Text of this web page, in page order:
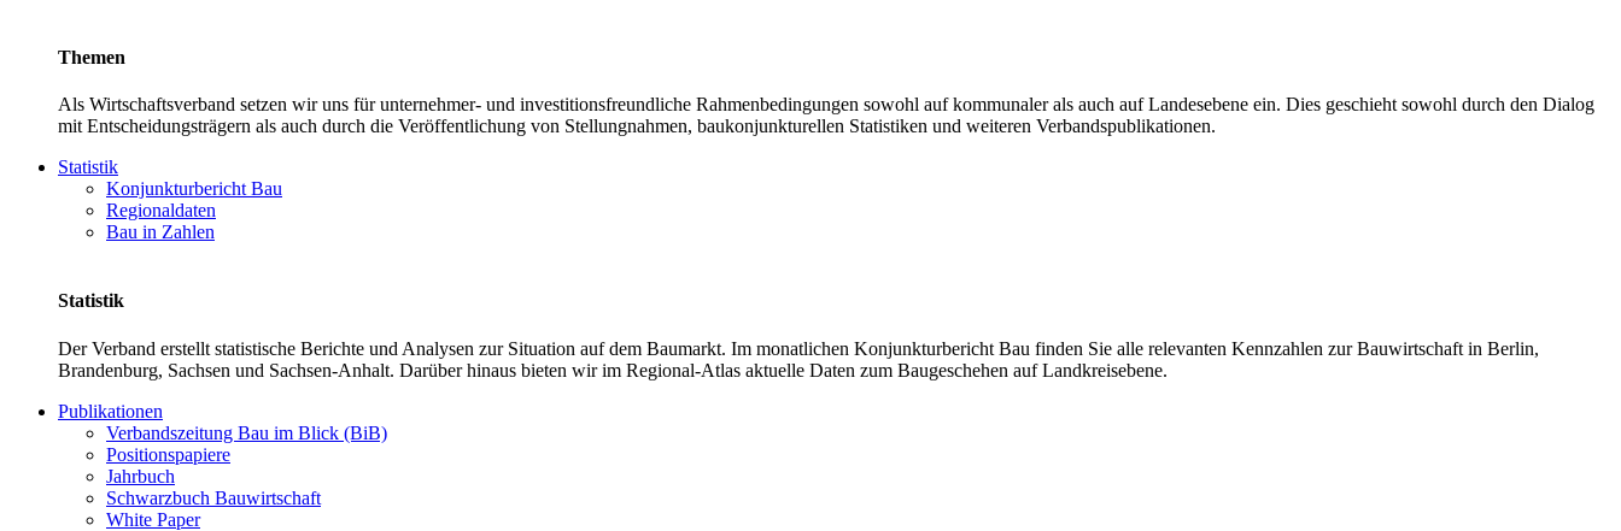
Themen
Als Wirtschaftsverband setzen wir uns für unternehmer- und investitionsfreundliche Rahmenbedingungen sowohl auf kommunaler als auch auf Landesebene ein. Dies geschieht sowohl durch den Dialog
mit Entscheidungsträgern als auch durch die Veröffentlichung von Stellungnahmen, baukonjunkturellen Statistiken und weiteren Verbandspublikationen.
Statistik
Konjunkturbericht Bau
Regionaldaten
Bau in Zahlen
Statistik
Der Verband erstellt statistische Berichte und Analysen zur Situation auf dem Baumarkt. Im monatlichen Konjunkturbericht Bau finden Sie alle relevanten Kennzahlen zur Bauwirtschaft in Berlin,
Brandenburg, Sachsen und Sachsen-Anhalt. Darüber hinaus bieten wir im Regional-Atlas aktuelle Daten zum Baugeschehen auf Landkreisebene.
Publikationen
Verbandszeitung Bau im Blick (BiB)
Positionspapiere
Jahrbuch
Schwarzbuch Bauwirtschaft
White Paper